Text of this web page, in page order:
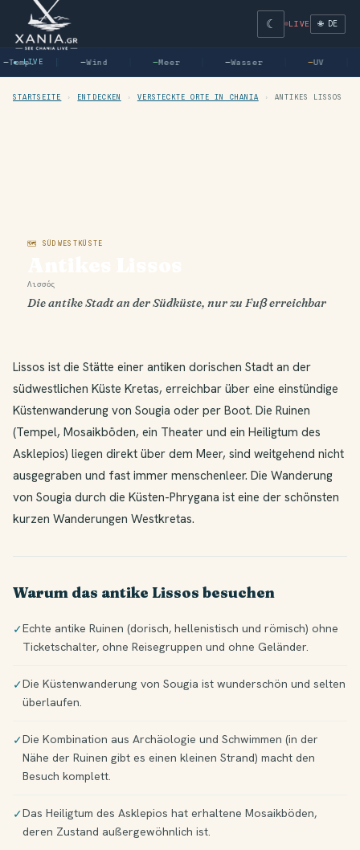
☾ LIVE 🌐 DE
● LIVE
Temp. —Wind —Meer —Wasser —UV
STARTSEITE › ENTDECKEN › VERSTECKTE ORTE IN CHANIA › ANTIKES LISSOS
🗺 SÜDWESTKÜSTE
Λισσός
Die antike Stadt an der Südküste, nur zu Fuß erreichbar
Lissos ist die Stätte einer antiken dorischen Stadt an der
südwestlichen Küste Kretas, erreichbar über eine einstündige
Küstenwanderung von Sougia oder per Boot. Die Ruinen
(Tempel, Mosaikböden, ein Theater und ein Heiligtum des
Asklepios) liegen direkt über dem Meer, sind weitgehend nicht
ausgegraben und fast immer menschenleer. Die Wanderung
von Sougia durch die Küsten-Phrygana ist eine der schönsten
kurzen Wanderungen Westkretas.
Warum das antike Lissos besuchen
✓Echte antike Ruinen (dorisch, hellenistisch und römisch) ohne
Ticketschalter, ohne Reisegruppen und ohne Geländer.
✓Die Küstenwanderung von Sougia ist wunderschön und selten
überlaufen.
✓Die Kombination aus Archäologie und Schwimmen (in der
Nähe der Ruinen gibt es einen kleinen Strand) macht den
Besuch komplett.
✓Das Heiligtum des Asklepios hat erhaltene Mosaikböden,
deren Zustand außergewöhnlich ist.